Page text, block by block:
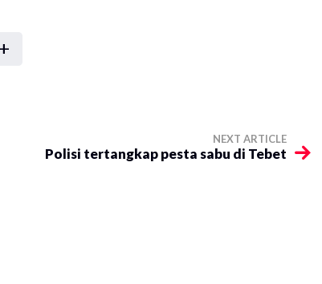
+
NEXT ARTICLE
Polisi tertangkap pesta sabu di Tebet